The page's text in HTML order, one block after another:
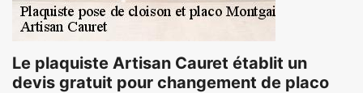
Le plaquiste Artisan Cauret établit un
devis gratuit pour changement de placo